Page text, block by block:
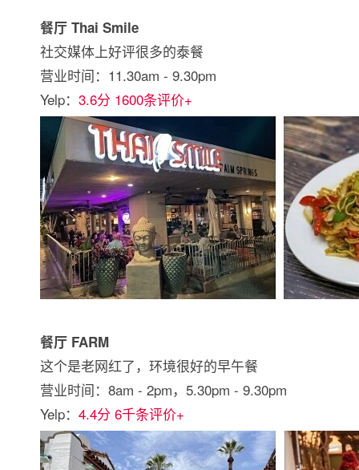
餐厅 Thai Smile
社交媒体上好评很多的泰餐
营业时间：11.30am - 9.30pm
Yelp： 3.6分 1600条评价+
餐厅 FARM
这个是老网红了，环境很好的早午餐
营业时间：8am - 2pm，5.30pm - 9.30pm
Yelp： 4.4分 6千条评价+